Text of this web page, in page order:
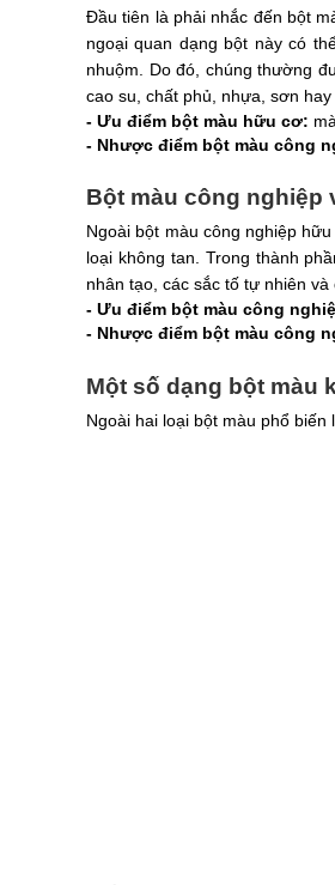
Đầu tiên là phải nhắc đến bột
ngoại quan dạng bột này có
nhuộm. Do đó, chúng thường
cao su, chất phủ, nhựa, sơn
- Ưu điểm bột màu hữu cơ:
- Nhược điểm bột màu công
Bột màu công nghiệp
Ngoài bột màu công nghiệp
loại không tan. Trong thành
nhân tạo, các sắc tố tự nhiên
- Ưu điểm bột màu công
- Nhược điểm bột màu công
Một số dạng bột màu
Ngoài hai loại bột màu phổ